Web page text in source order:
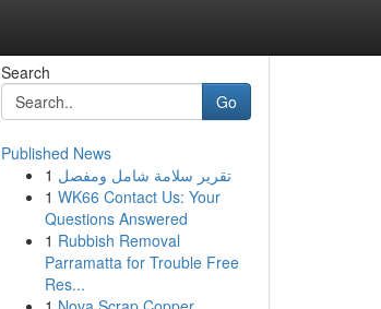
Search
Go
Published News
1 تقرير سلامة شامل ومفصل
1 WK66 Contact Us: Your
Questions Answered
1 Rubbish Removal
Parramatta for Trouble Free
Res...